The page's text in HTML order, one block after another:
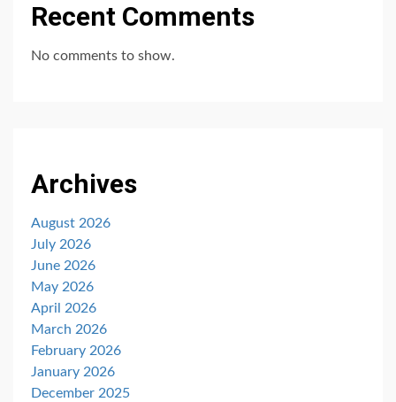
Recent Comments
No comments to show.
Archives
August 2026
July 2026
June 2026
May 2026
April 2026
March 2026
February 2026
January 2026
December 2025